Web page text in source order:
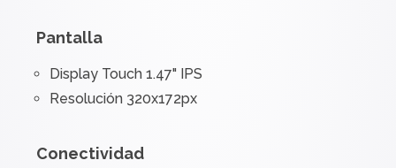
Pantalla
Display Touch 1.47" IPS
Resolución 320x172px
Conectividad